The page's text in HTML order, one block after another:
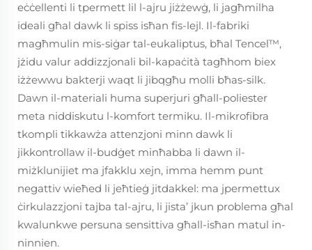
eċċellenti li tpermett lil l-ajru jiżżewġ, li jagħmilha
ideali għal dawk li spiss isħan fis-lejl. Il-fabriki
magħmulin mis-siġar tal-eukaliptus, bħal Tencel™,
jżidu valur addizzjonali bil-kapaċità tagħhom biex
iżżewwu bakterji waqt li jibqgħu molli bħas-silk.
Dawn il-materiali huma superjuri għall-poliester
meta niddiskutu l-komfort termiku. Il-mikrofibra
tkompli tikkawża attenzjoni minn dawk li
jikkontrollaw il-budġet minħabba li dawn il-
miżklunijiet ma jfakklu xejn, imma hemm punt
negattiv wieħed li jeħtieġ jitdakkel: ma jpermettux
ċirkulazzjoni tajba tal-ajru, li jista’ jkun problema għal
kwalunkwe persuna sensittiva għall-isħan matul in-
ninnien.